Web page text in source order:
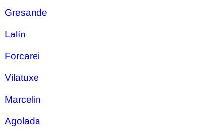
Gresande
Lalín
Forcarei
Vilatuxe
Marcelin
Agolada